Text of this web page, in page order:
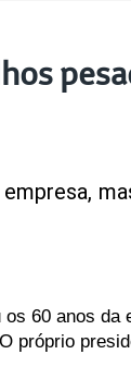
empresa,
60 anos da